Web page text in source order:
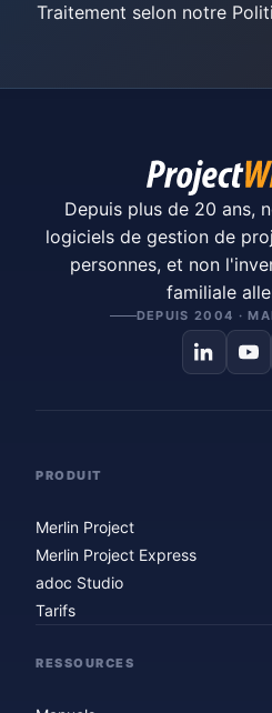
Traitement selon notre
Depuis plus de 20 ans,
logiciels de gestion de
personnes, et non
familiale
DEPUIS 2004 ·
PRODUIT
Merlin Project
Merlin Project Express
adoc Studio
Tarifs
RESSOURCES